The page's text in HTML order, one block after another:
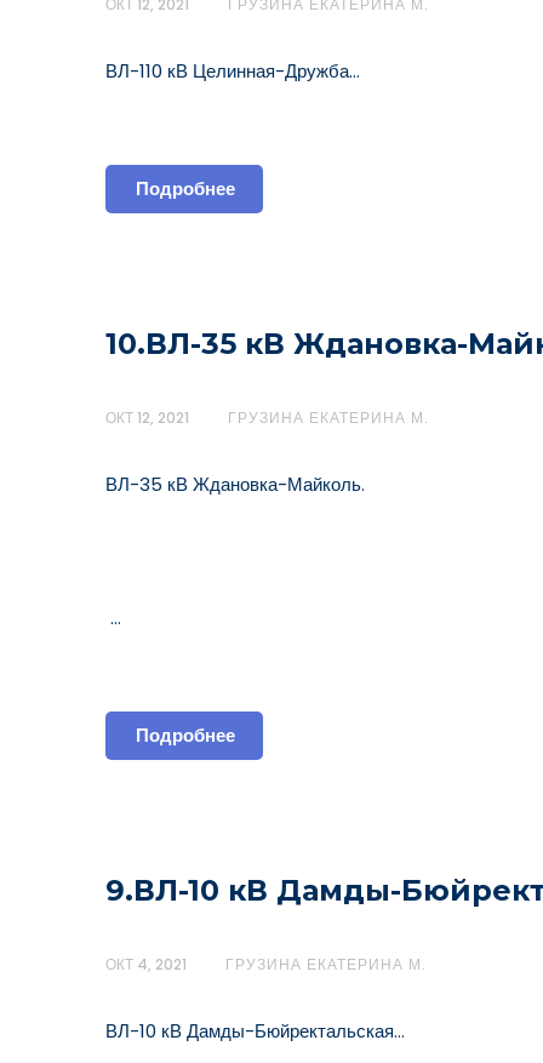
ОКТ 12, 2021 ГРУЗИНА ЕКАТЕРИНА М.
ВЛ-110 кВ Целинная-Дружба…
Подробнее
10.ВЛ-35 кВ Ждановка-
ОКТ 12, 2021 ГРУЗИНА ЕКАТЕРИНА М.
ВЛ-35 кВ Ждановка-Майколь.
…
Подробнее
9.ВЛ-10 кВ Дамды-
ОКТ 4, 2021 ГРУЗИНА ЕКАТЕРИНА М.
ВЛ-10 кВ Дамды-Бюйректальская…